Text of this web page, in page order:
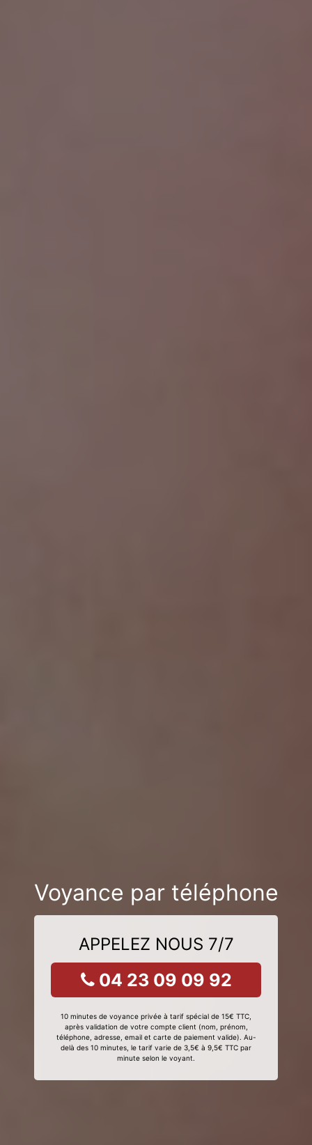
Voyance par téléphone
APPELEZ NOUS 7/7
04 23 09 09 92
10 minutes de voyance privée à tarif spécial de 15€ TTC,
après validation de votre compte client (nom, prénom,
téléphone, adresse, email et carte de paiement valide). Au-
delà des 10 minutes, le tarif varie de 3,5€ à 9,5€ TTC par
minute selon le voyant.